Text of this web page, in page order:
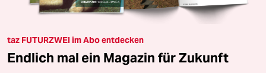
taz FUTURZWEI im Abo entdecken
Endlich mal ein Magazin für Zukunft